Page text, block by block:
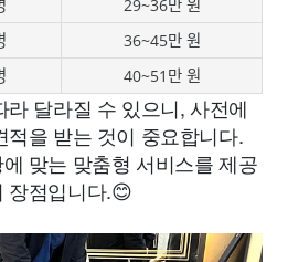
29~36만 원
36~45만 원
40~51만 원
달라질 수 있으니, 사전에
적을 받는 것이 중요합니다.
맞는 맞춤형 서비스를 제공
장점입니다.😊